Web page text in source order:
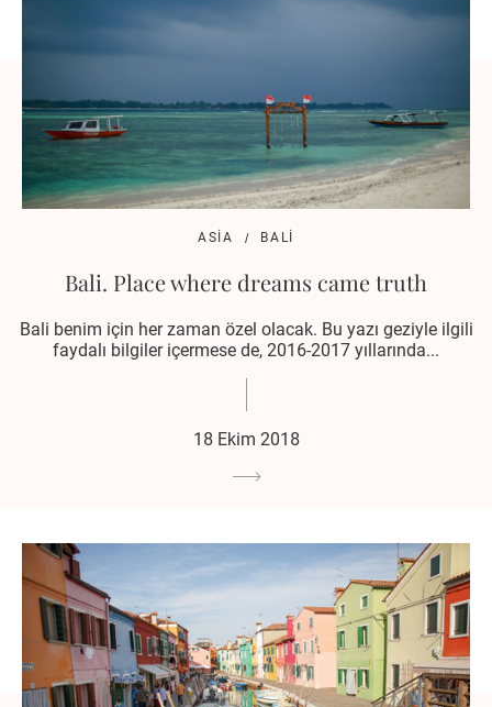
ASIA BALI
Bali. Place where dreams came truth
Bali benim için her zaman özel olacak. Bu yazı geziyle ilgili
faydalı bilgiler içermese de, 2016-2017 yıllarında...
18 Ekim 2018